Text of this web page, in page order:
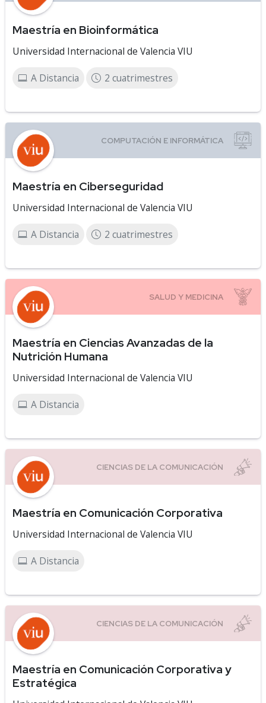
Maestría en Bioinformática
Universidad Internacional de Valencia VIU
A Distancia 2 cuatrimestres
Maestría en Ciberseguridad
Universidad Internacional de Valencia VIU
A Distancia 2 cuatrimestres
Maestría en Ciencias Avanzadas de la
Nutrición Humana
Universidad Internacional de Valencia VIU
A Distancia
Maestría en Comunicación Corporativa
Universidad Internacional de Valencia VIU
A Distancia
Maestría en Comunicación Corporativa y
Estratégica